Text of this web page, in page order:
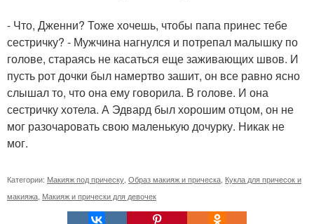
- Что, Дженни? Тоже хочешь, чтобы папа принес тебе
сестричку? - Мужчина нагнулся и потрепал малышку по
голове, стараясь не касаться еще заживающих швов. И
пусть рот дочки был намертво зашит, он все равно ясно
слышал то, что она ему говорила. В голове. И она
сестричку хотела. А Эдвард был хорошим отцом, он не
мог разочаровать свою маленькую дочурку. Никак не
мог.
Категории: Макияж под прическу Образ макияж и прическа Кукла для причесок и
макияжа Макияж и прически для девочек